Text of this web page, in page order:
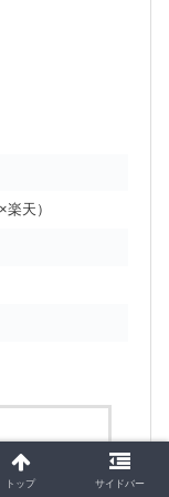
天）
トップ サイドバー